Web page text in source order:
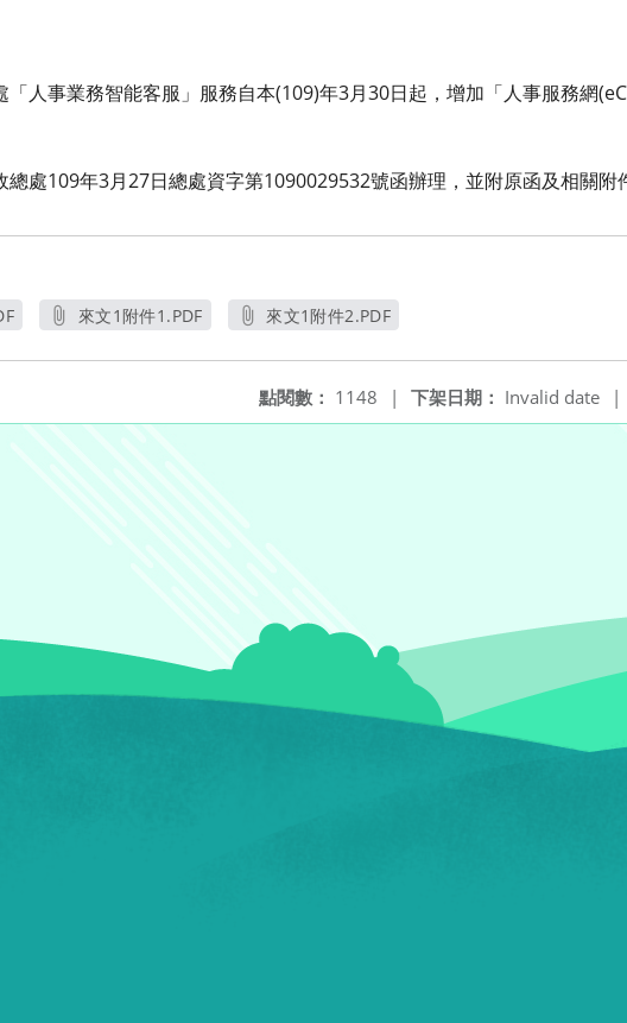
人事業務智能客服」服務自本(109)年3月30日起，增加「人事服務網
處109年3月27日總處資字第1090029532號函辦理，並附原函及相關附
來文1附件1.PDF
來文1附件2.PDF
下架日期： Invalid date |
點閱數： 1148 |